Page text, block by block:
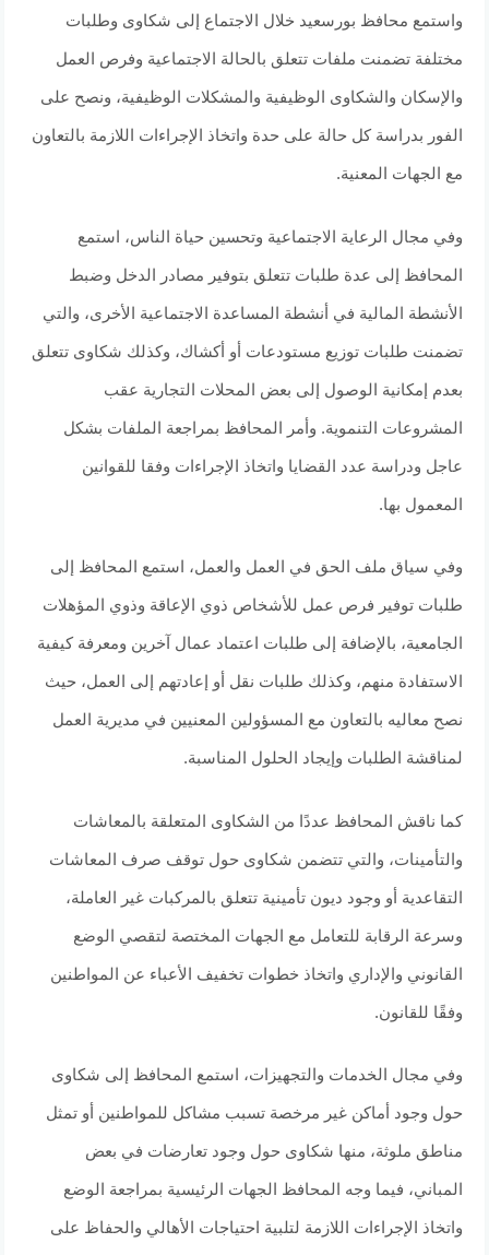
واستمع محافظ بورسعيد خلال الاجتماع إلى شكاوى وطلبات
مختلفة تضمنت ملفات تتعلق بالحالة الاجتماعية وفرص العمل
والإسكان والشكاوى الوظيفية والمشكلات الوظيفية، ونصح على
الفور بدراسة كل حالة على حدة واتخاذ الإجراءات اللازمة بالتعاون
مع الجهات المعنية.
وفي مجال الرعاية الاجتماعية وتحسين حياة الناس، استمع
المحافظ إلى عدة طلبات تتعلق بتوفير مصادر الدخل وضبط
الأنشطة المالية في أنشطة المساعدة الاجتماعية الأخرى، والتي
تضمنت طلبات توزيع مستودعات أو أكشاك، وكذلك شكاوى تتعلق
بعدم إمكانية الوصول إلى بعض المحلات التجارية عقب
المشروعات التنموية. وأمر المحافظ بمراجعة الملفات بشكل
عاجل ودراسة عدد القضايا واتخاذ الإجراءات وفقا للقوانين
المعمول بها.
وفي سياق ملف الحق في العمل والعمل، استمع المحافظ إلى
طلبات توفير فرص عمل للأشخاص ذوي الإعاقة وذوي المؤهلات
الجامعية، بالإضافة إلى طلبات اعتماد عمال آخرين ومعرفة كيفية
الاستفادة منهم، وكذلك طلبات نقل أو إعادتهم إلى العمل، حيث
نصح معاليه بالتعاون مع المسؤولين المعنيين في مديرية العمل
لمناقشة الطلبات وإيجاد الحلول المناسبة.
كما ناقش المحافظ عددًا من الشكاوى المتعلقة بالمعاشات
والتأمينات، والتي تتضمن شكاوى حول توقف صرف المعاشات
التقاعدية أو وجود ديون تأمينية تتعلق بالمركبات غير العاملة،
وسرعة الرقابة للتعامل مع الجهات المختصة لتقصي الوضع
القانوني والإداري واتخاذ خطوات تخفيف الأعباء عن المواطنين
وفقًا للقانون.
وفي مجال الخدمات والتجهيزات، استمع المحافظ إلى شكاوى
حول وجود أماكن غير مرخصة تسبب مشاكل للمواطنين أو تمثل
مناطق ملوثة، منها شكاوى حول وجود تعارضات في بعض
المباني، فيما وجه المحافظ الجهات الرئيسية بمراجعة الوضع
واتخاذ الإجراءات اللازمة لتلبية احتياجات الأهالي والحفاظ على